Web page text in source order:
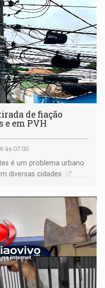
de fiação
e em PVH
às 07:00
é um problema urbano
diversas cidades